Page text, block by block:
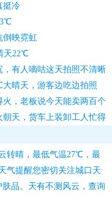
挺冷
映霓虹
天22℃
有人嘀咕这天拍照不清晰
晴天，游客边吃边拍照
，老板说今天能卖两百个
天，货车上装卸工人忙得
转晴，最低气温27℃，最
气提醒您密切关注城口天
肤品。天有不测风云，查询